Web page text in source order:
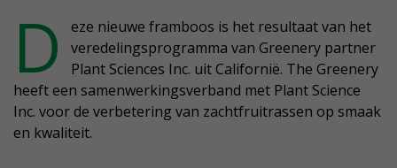
D
eze nieuwe framboos is het resultaat van het
veredelingsprogramma van Greenery partner
Plant Sciences Inc. uit Californië. The Greenery
heeft een samenwerkingsverband met Plant Science
Inc. voor de verbetering van zachtfruitrassen op smaak
en kwaliteit.